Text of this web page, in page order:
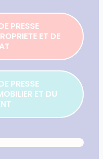
PRESSE
ET DE
PRESSE
ET DU